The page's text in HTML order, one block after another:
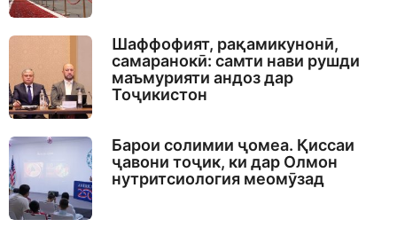
Шаффофият, рақамикунонӣ,
самаранокӣ: самти нави рушди
маъмурияти андоз дар
Тоҷикистон
Барои солимии ҷомеа. Қиссаи
ҷавони тоҷик, ки дар Олмон
нутритсиология меомӯзад